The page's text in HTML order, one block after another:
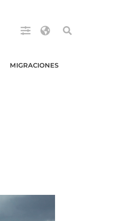
MIGRACIONES